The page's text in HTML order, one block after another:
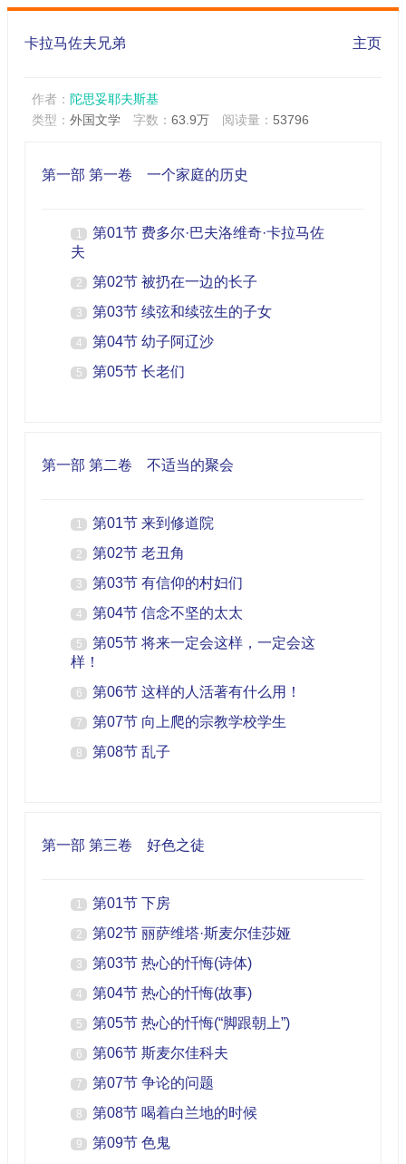
卡拉马佐夫兄弟 主页
作者： 陀思妥耶夫斯基
类型： 外国文学 字数： 63.9万 阅读量： 53796
第一部 第一卷 一个家庭的历史
1
第01节 费多尔·巴夫洛维奇·卡拉马佐
夫
2 第02节 被扔在一边的长子
3 第03节 续弦和续弦生的子女
4 第04节 幼子阿辽沙
5 第05节 长老们
第一部 第二卷 不适当的聚会
1 第01节 来到修道院
2 第02节 老丑角
3 第03节 有信仰的村妇们
4 第04节 信念不坚的太太
5
第05节 将来一定会这样，一定会这
样！
6 第06节 这样的人活著有什么用！
7 第07节 向上爬的宗教学校学生
8 第08节 乱子
第一部 第三卷 好色之徒
1 第01节 下房
2 第02节 丽萨维塔·斯麦尔佳莎娅
3 第03节 热心的忏悔(诗体)
4 第04节 热心的忏悔(故事)
5 第05节 热心的忏悔(“脚跟朝上”)
6 第06节 斯麦尔佳科夫
7 第07节 争论的问题
8 第08节 喝着白兰地的时候
9 第09节 色鬼